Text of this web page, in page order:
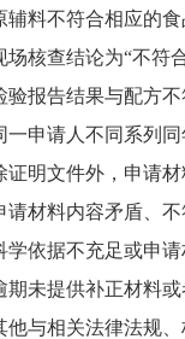
不符合相应的食
查结论为“不符合
告结果与配方不
请人不同系列同
文件外，申请材
料内容矛盾、不
据不充足或申请
提供补正材料或
相关法律法规、